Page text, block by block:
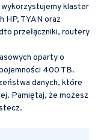
wykorzystujemy klaster
HP, TYAN oraz
przełączniki, routery
oparty o
400 TB.
danych, które
Pamiętaj, że możesz